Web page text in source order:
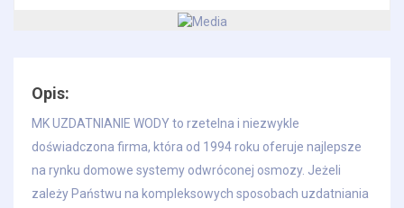
Opis:
MK UZDATNIANIE WODY to rzetelna i niezwykle
doświadczona firma, która od 1994 roku oferuje najlepsze
na rynku domowe systemy odwróconej osmozy. Jeżeli
zależy Państwu na kompleksowych sposobach uzdatniania